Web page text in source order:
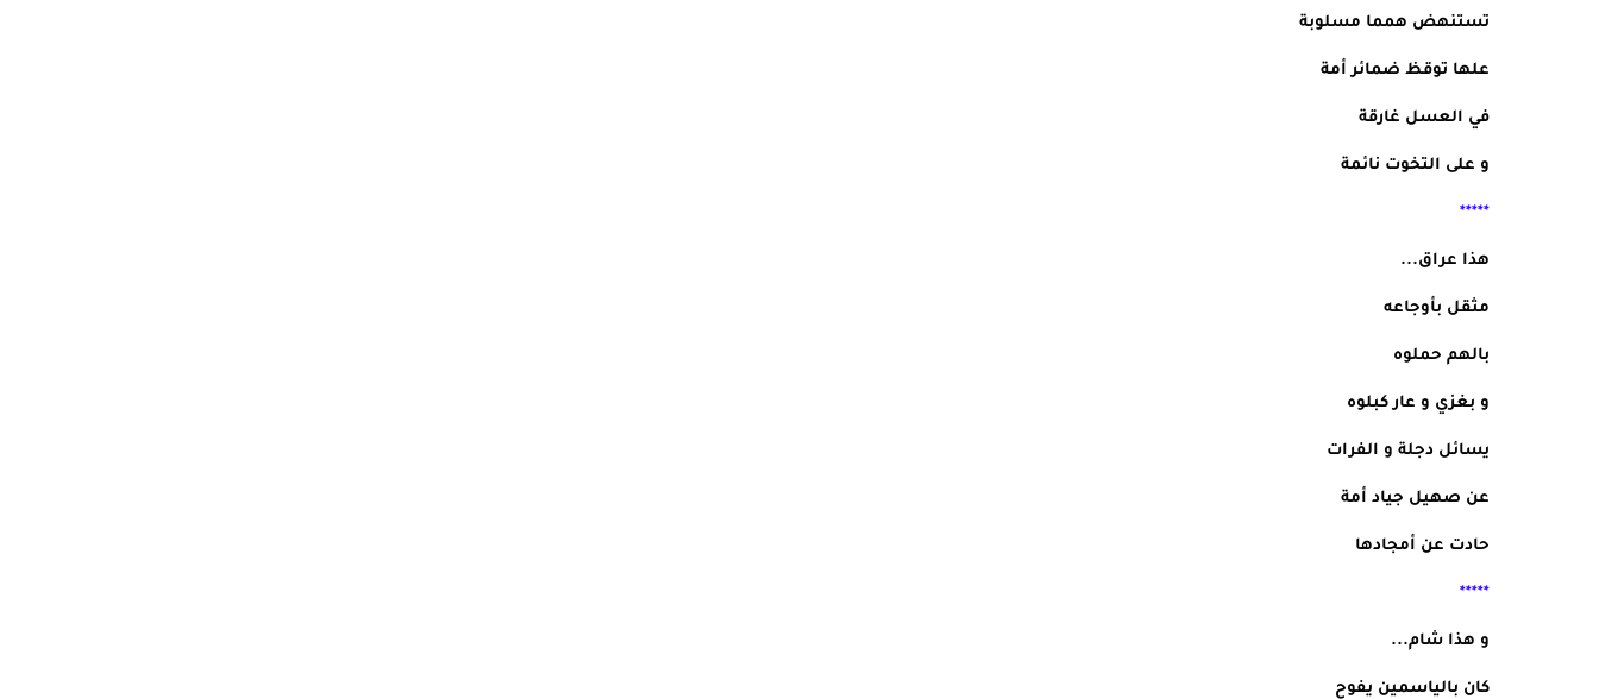
تستنهض همما مسلوبة
علها توقظ ضمائر أمة
في العسل غارقة
و على التخوت نائمة
                                                                 *****
هذا عراق...
مثقل بأوجاعه
بالهم حملوه
و بغزي و عار كبلوه
يسائل دجلة و الفرات
عن صهيل جياد أمة
حادت عن أمجادها
                                                                   *****
و هذا شام...
كان بالياسمين يفوح